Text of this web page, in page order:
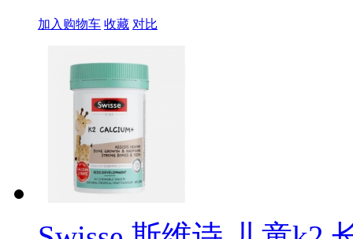
加入购物车 收藏 对比